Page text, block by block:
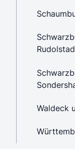
Waldeck